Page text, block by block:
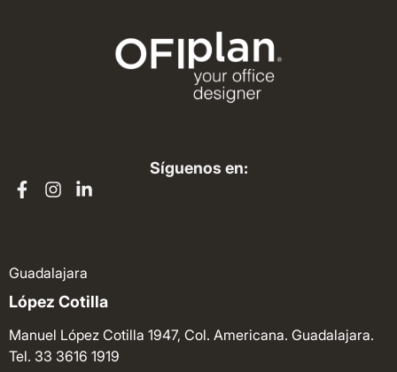
Síguenos en:
Guadalajara
López Cotilla
Manuel López Cotilla 1947, Col. Americana. Guadalajara.
Tel. 33 3616 1919